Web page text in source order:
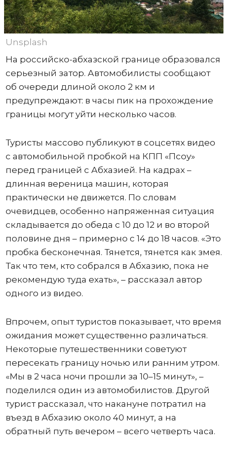
Unsplash
На российско-абхазской границе образовался
серьезный затор. Автомобилисты сообщают
об очереди длиной около 2 км и
предупреждают: в часы пик на прохождение
границы могут уйти несколько часов.
Туристы массово публикуют в соцсетях видео
с автомобильной пробкой на КПП «Псоу»
перед границей с Абхазией. На кадрах –
длинная вереница машин, которая
практически не движется. По словам
очевидцев, особенно напряженная ситуация
складывается до обеда с 10 до 12 и во второй
половине дня – примерно с 14 до 18 часов. «Это
пробка бесконечная. Тянется, тянется как змея.
Так что тем, кто собрался в Абхазию, пока не
рекомендую туда ехать», – рассказал автор
одного из видео.
Впрочем, опыт туристов показывает, что время
ожидания может существенно различаться.
Некоторые путешественники советуют
пересекать границу ночью или ранним утром.
«Мы в 2 часа ночи прошли за 10–15 минут», –
поделился один из автомобилистов. Другой
турист рассказал, что накануне потратил на
въезд в Абхазию около 40 минут, а на
обратный путь вечером – всего четверть часа.